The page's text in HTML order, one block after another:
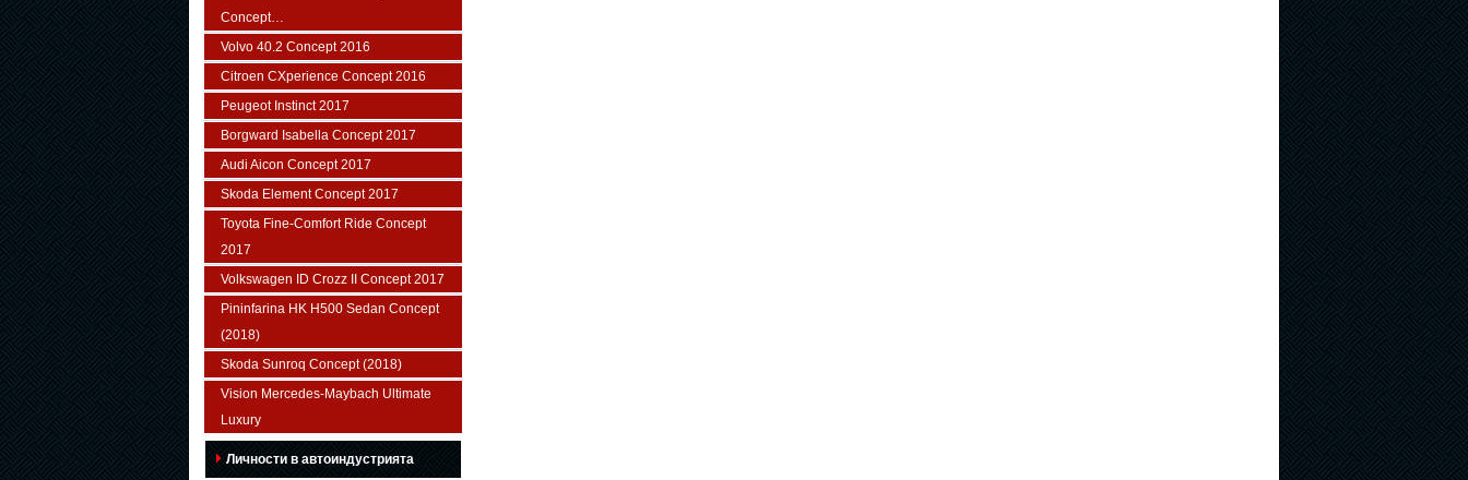
Concept…
Volvo 40.2 Concept 2016
Citroen CXperience Concept 2016
Peugeot Instinct 2017
Borgward Isabella Concept 2017
Audi Aicon Concept 2017
Skoda Element Concept 2017
Toyota Fine-Comfort Ride Concept
2017
Volkswagen ID Crozz II Concept 2017
Pininfarina HK H500 Sedan Concept
(2018)
Skoda Sunroq Concept (2018)
Vision Mercedes-Maybach Ultimate
Luxury
Личности в автоиндустрията